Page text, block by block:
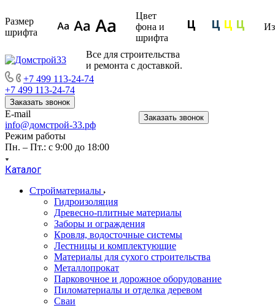
Размер
шрифта
Цвет
фона и
шрифта
Все для строительства
и ремонта с доставкой.
+7 499 113-24-74
+7 499 113-24-74
Заказать звонок
E-mail
info@домстрой-33.рф
Режим работы
Пн. – Пт.: с 9:00 до 18:00
Заказать звонок
Каталог
Стройматериалы
Гидроизоляция
Древесно-плитные материалы
Заборы и ограждения
Кровля, водосточные системы
Лестницы и комплектующие
Материалы для сухого строительства
Металлопрокат
Парковочное и дорожное оборудование
Пиломатериалы и отделка деревом
Сваи